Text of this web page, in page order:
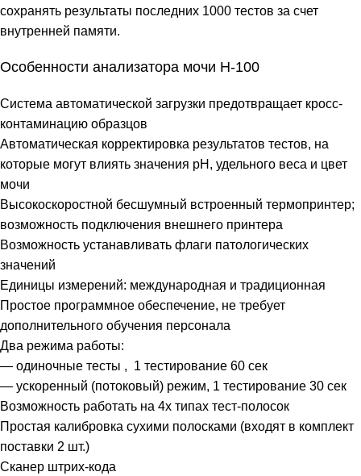
сохранять результаты последних 1000 тестов за счет
внутренней памяти.
Особенности анализатора мочи H-100
Система автоматической загрузки предотвращает кросс-
контаминацию образцов
Автоматическая корректировка результатов тестов, на
которые могут влиять значения рН, удельного веса и цвет
мочи
Высокоскоростной бесшумный встроенный термопринтер;
возможность подключения внешнего принтера
Возможность устанавливать флаги патологических
значений
Единицы измерений: международная и традиционная
Простое программное обеспечение, не требует
дополнительного обучения персонала
Два режима работы:
— одиночные тесты , 1 тестирование 60 сек
— ускоренный (потоковый) режим, 1 тестирование 30 сек
Возможность работать на 4х типах тест-полосок
Простая калибровка сухими полосками (входят в комплект
поставки 2 шт.)
Сканер штрих-кода